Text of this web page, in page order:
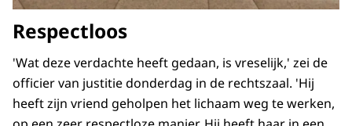
Respectloos
'Wat deze verdachte heeft gedaan, is vreselijk,' zei de
officier van justitie donderdag in de rechtszaal. 'Hij
heeft zijn vriend geholpen het lichaam weg te werken,